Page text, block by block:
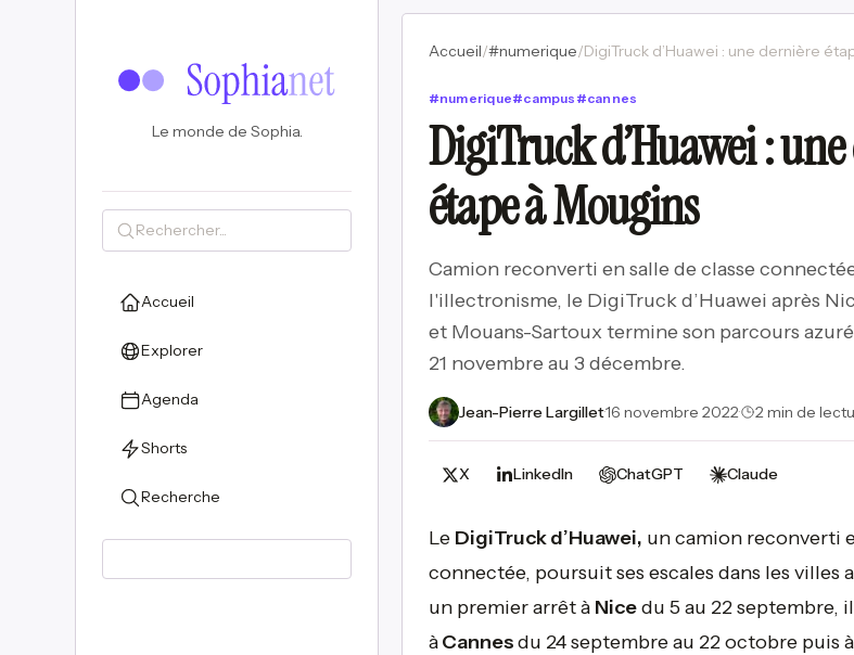
Le monde de Sophia.
Accueil
Explorer
Agenda
Shorts
Recherche
Accueil/#numerique/
#numerique#campus #cannes
DigiTruck d’Huawei :
étape à Mougins
Camion reconverti en salle de classe
l'illectronisme, le DigiTruck d’Huawei après
et Mouans-Sartoux termine son parcours
21 novembre au 3 décembre.
Jean-Pierre Largillet·16 novembre 2022· 2 min de
X LinkedIn ChatGPT Claude
Le DigiTruck d’Huawei, un camion reconverti
connectée, poursuit ses escales dans les villes
un premier arrêt à Nicedu 5 au 22 septembre,
àCannesdu 24 septembre au 22 octobre puis à